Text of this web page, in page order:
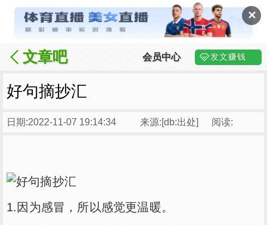
✕
文章吧 会员中心 发文赚钱
好句摘抄汇
日期:2022-11-07 19:14:34 来源:[db:出处] 阅读:
1.因为感冒，所以感觉更温暖。